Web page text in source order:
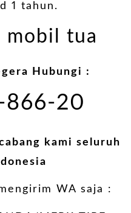
1 tahun.
mobil tua
Hubungi :
20
kami seluruh
WA saja :